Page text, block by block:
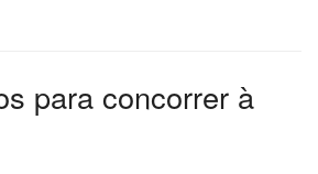
para concorrer à